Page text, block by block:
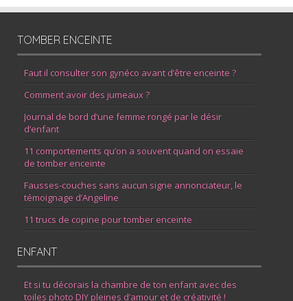
TOMBER ENCEINTE
Faut il consulter son gynéco avant d’être enceinte ?
Comment avoir des jumeaux ?
Journal de bord d’une femme rongé par le désir
d’enfant
11 comportements qu’on a souvent quand on essaie
de tomber enceinte
Fausses-couches sans aucun signe annonciateur, le
témoignage d’Angeline
11 trucs de copine pour tomber enceinte
ENFANT
Et si tu décorais la chambre de ton enfant avec des
toiles photo DIY pleines d’amour et de créativité !